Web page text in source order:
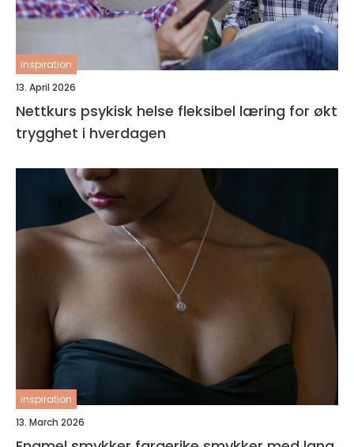
inspiration
13. April 2026
Nettkurs psykisk helse fleksibel læring for økt
trygghet i hverdagen
inspiration
13. March 2026